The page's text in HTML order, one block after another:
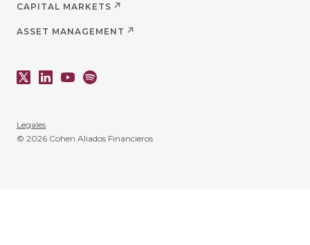
CAPITAL MARKETS
ASSET MANAGEMENT
Legales
© 2026 Cohen Aliados Financieros